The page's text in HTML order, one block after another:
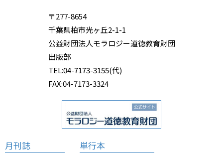
〒277-8654
千葉県柏市光ヶ丘2-1-1
公益財団法人モラロジー道徳教育財団
出版部
TEL:04-7173-3155(代)
FAX:04-7173-3324
月刊誌 単行本